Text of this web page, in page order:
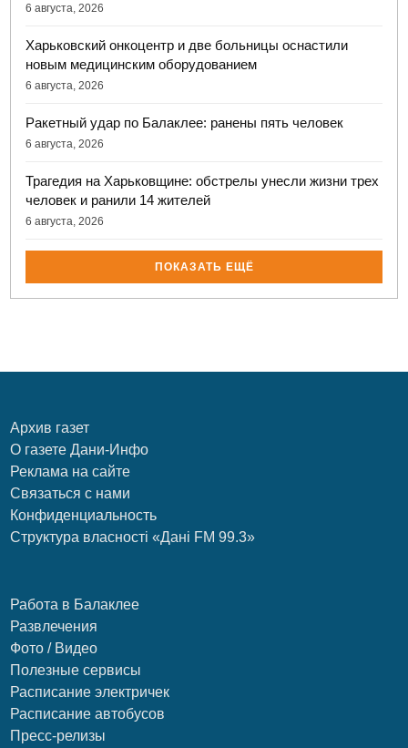
6 августа, 2026
Харьковский онкоцентр и две больницы оснастили
новым медицинским оборудованием
6 августа, 2026
Ракетный удар по Балаклее: ранены пять человек
6 августа, 2026
Трагедия на Харьковщине: обстрелы унесли жизни трех
человек и ранили 14 жителей
6 августа, 2026
ПОКАЗАТЬ ЕЩЁ
Архив газет
О газете Дани-Инфо
Реклама на сайте
Связаться с нами
Конфиденциальность
Структура власності «Дані FM 99.3»
Работа в Балаклее
Развлечения
Фото / Видео
Полезные сервисы
Расписание электричек
Расписание автобусов
Пресс-релизы